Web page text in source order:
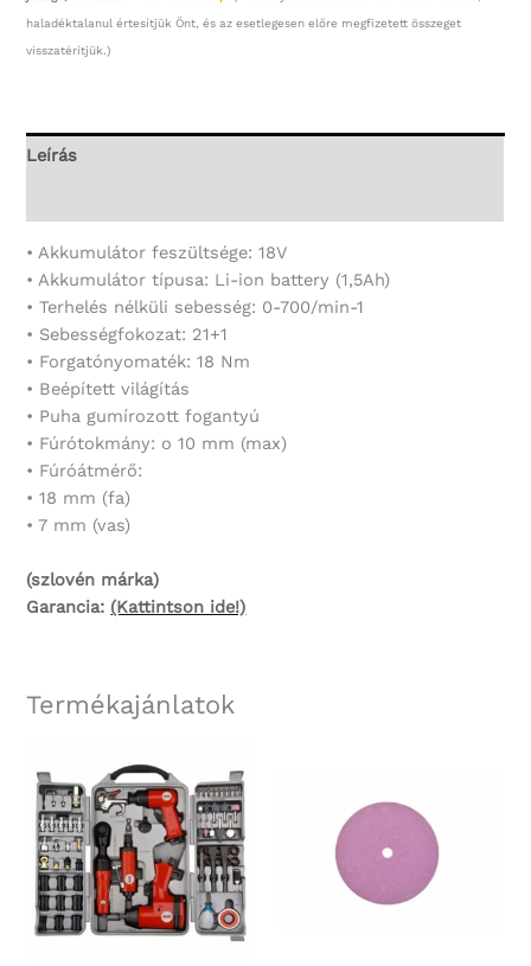
haladéktalanul értesítjük Önt, és az esetlegesen előre megfizetett összeget
visszatérítjük.)
Leírás
• Akkumulátor feszültsége: 18V
• Akkumulátor típusa: Li-ion battery (1,5Ah)
• Terhelés nélküli sebesség: 0-700/min-1
• Sebességfokozat: 21+1
• Forgatónyomaték: 18 Nm
• Beépített világítás
• Puha gumírozott fogantyú
• Fúrótokmány: o 10 mm (max)
• Fúróátmérő:
• 18 mm (fa)
• 7 mm (vas)
(szlovén márka)
Garancia: (Kattintson ide!)
Termékajánlatok